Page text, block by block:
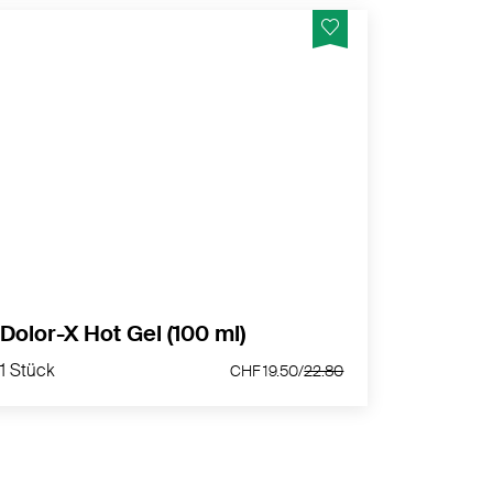
1 Stück
Dolor-X Hot Gel (100 ml)
1 Stück CHF 19.50/22.80